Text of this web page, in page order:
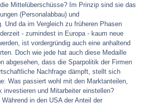
Mittelüberschüsse? Im Prinzip sind sie das
(Personalabbau) und
Und da im Vergleich zu früheren Phasen
- zumindest in Europa - kaum neue
ist vordergründig auch eine anhaltend
Doch wie jede hat auch diese Medaille
abgesehen, dass die Sparpolitik der Firmen
Nachfrage dämpft, stellt sich
Was passiert wohl mit den Marktanteilen,
investieren und Mitarbeiter einstellen?
in den USA der Anteil der